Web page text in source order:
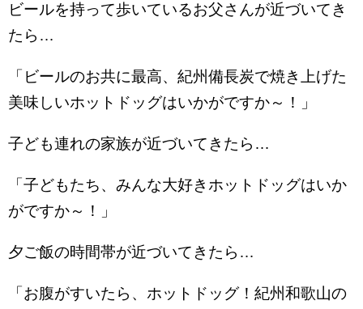
ビールを持って歩いているお父さんが近づいてき
たら…
「ビールのお共に最高、紀州備長炭で焼き上げた
美味しいホットドッグはいかがですか～！」
子ども連れの家族が近づいてきたら…
「子どもたち、みんな大好きホットドッグはいか
がですか～！」
夕ご飯の時間帯が近づいてきたら…
「お腹がすいたら、ホットドッグ！紀州和歌山の